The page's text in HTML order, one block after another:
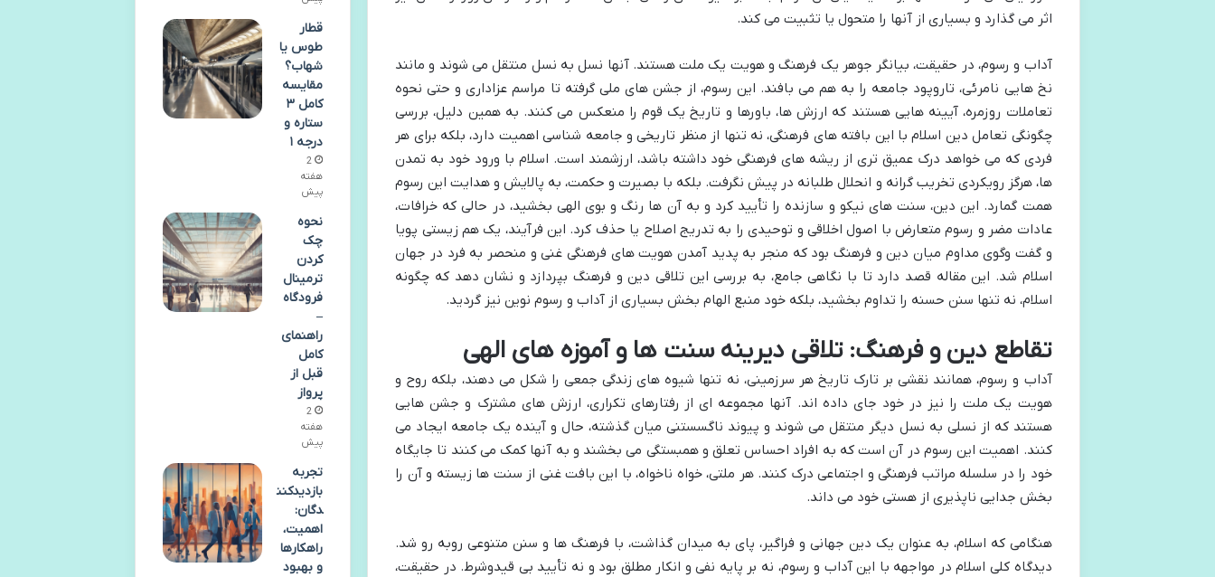
اثر می گذارد و بسیاری از آنها را متحول یا تثبیت می کند.
آداب و رسوم، در حقیقت، بیانگر جوهر یک فرهنگ و هویت یک ملت هستند. آنها نسل به نسل منتقل می شوند و مانند
نخ هایی نامرئی، تاروپود جامعه را به هم می بافند. این رسوم، از جشن های ملی گرفته تا مراسم عزاداری و حتی نحوه
تعاملات روزمره، آیینه هایی هستند که ارزش ها، باورها و تاریخ یک قوم را منعکس می کنند. به همین دلیل، بررسی
چگونگی تعامل دین اسلام با این بافته های فرهنگی، نه تنها از منظر تاریخی و جامعه شناسی اهمیت دارد، بلکه برای هر
فردی که می خواهد درک عمیق تری از ریشه های فرهنگی خود داشته باشد، ارزشمند است. اسلام با ورود خود به تمدن
ها، هرگز رویکردی تخریب گرانه و انحلال طلبانه در پیش نگرفت. بلکه با بصیرت و حکمت، به پالایش و هدایت این رسوم
همت گمارد. این دین، سنت های نیکو و سازنده را تأیید کرد و به آن ها رنگ و بوی الهی بخشید، در حالی که خرافات،
عادات مضر و رسوم متعارض با اصول اخلاقی و توحیدی را به تدریج اصلاح یا حذف کرد. این فرآیند، یک هم زیستی پویا
و گفت وگوی مداوم میان دین و فرهنگ بود که منجر به پدید آمدن هویت های فرهنگی غنی و منحصر به فرد در جهان
اسلام شد. این مقاله قصد دارد تا با نگاهی جامع، به بررسی این تلاقی دین و فرهنگ بپردازد و نشان دهد که چگونه
اسلام، نه تنها سنن حسنه را تداوم بخشید، بلکه خود منبع الهام بخش بسیاری از آداب و رسوم نوین نیز گردید.
تقاطع دین و فرهنگ: تلاقی دیرینه سنت ها و آموزه های الهی
آداب و رسوم، همانند نقشی بر تارک تاریخ هر سرزمینی، نه تنها شیوه های زندگی جمعی را شکل می دهند، بلکه روح و
هویت یک ملت را نیز در خود جای داده اند. آنها مجموعه ای از رفتارهای تکراری، ارزش های مشترک و جشن هایی
هستند که از نسلی به نسل دیگر منتقل می شوند و پیوند ناگسستنی میان گذشته، حال و آینده یک جامعه ایجاد می
کنند. اهمیت این رسوم در آن است که به افراد احساس تعلق و همبستگی می بخشند و به آنها کمک می کنند تا جایگاه
خود را در سلسله مراتب فرهنگی و اجتماعی درک کنند. هر ملتی، خواه ناخواه، با این بافت غنی از سنت ها زیسته و آن را
بخش جدایی ناپذیری از هستی خود می داند.
هنگامی که اسلام، به عنوان یک دین جهانی و فراگیر، پای به میدان گذاشت، با فرهنگ ها و سنن متنوعی روبه رو شد.
دیدگاه کلی اسلام در مواجهه با این آداب و رسوم، نه بر پایه نفی و انکار مطلق بود و نه تأیید بی قیدوشرط. در حقیقت،
قطار
طوس یا
شهاب؟
مقایسه
کامل ۳
ستاره و
درجه ۱
2
هفته
پیش
نحوه
چک
کردن
ترمینال
فرودگاه
–
راهنمای
کامل
قبل از
پرواز
2
هفته
پیش
تجربه
بازدیدکنن
دگان:
اهمیت،
راهکارها
و بهبود